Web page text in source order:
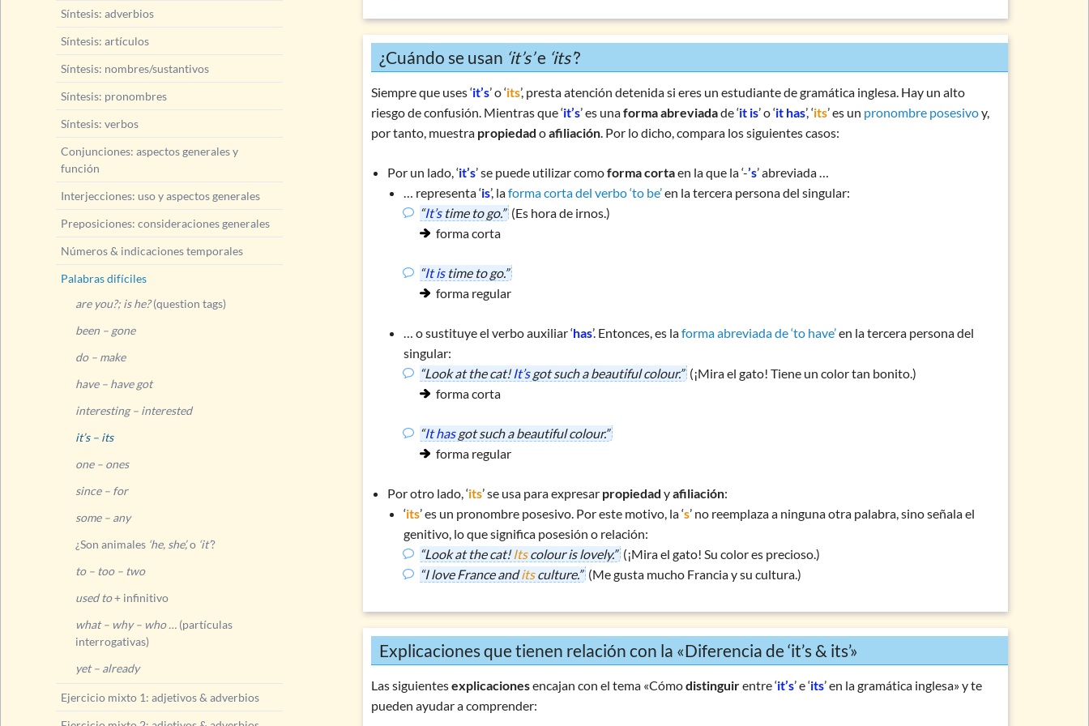
Números & indicaciones temporales
Palabras difíciles
been – gone
do – make
interesting – interested
it’s – its
one – ones
some – any
to – too – two
used to+ infinitivo
what – why – who …(partículas interrogativas)
Ejercicio mixto 1: adjetivos & adverbios
Ejercicio mixto 2: adjetivos & adverbios
Ejercicio mixto 3: adjetivos & adverbios especiales
Ejercicio 1: clases de palabras
¿Cuándo se usan ‘it’s’e ‘its’?
Siempre que uses ‘it’s’ o ‘its’, presta atención detenida si eres un estudiante de gramática inglesa. Hay un alto
riesgo de confusión. Mientras que ‘it’s’ es unaforma abreviadade ‘it is’ o ‘it has’, ‘its’ es un pronombre posesivoy,
por tanto, muestra propiedad oafiliación. Por lo dicho, compara los siguientes casos:
Por un lado, ‘it’s’ se puede utilizar comoforma cortaen la que la ‘-’s’ abreviada …
… representa ‘is’, laforma corta del verbo ‘to be’en la tercera persona del singular:
“It’stime to go.” (Es hora de irnos.)
forma corta
“It istime to go.”
forma regular
… o sustituye el verbo auxiliar ‘has’. Entonces, es laforma abreviada de ‘to have’en la tercera persona del
singular:
“Look at the cat!It’sgot such a beautiful colour.” (¡Mira el gato! Tiene un color tan bonito.)
forma corta
“It hasgot such a beautiful colour.”
forma regular
Por otro lado, ‘its’ se usa para expresar propiedad yafiliación:
‘its’ es un pronombre posesivo. Por este motivo, la ‘s’ no reemplaza a ninguna otra palabra, sino señala el
genitivo, lo que significa posesión o relación:
“Look at the cat!Itscolour is lovely.” (¡Mira el gato! Su color es precioso.)
“I love France anditsculture.” (Me gusta mucho Francia y su cultura.)
Explicaciones que tienen relación con la «Diferencia de ‘it’s & its’»
Las siguientesexplicacionesencajan con el tema «Cómodistinguirentre ‘it’s’ e ‘its’ en la gramática inglesa» y te
pueden ayudar a comprender:
Síntesis: adverbios
Síntesis: artículos
Síntesis: nombres/sustantivos
Síntesis: pronombres
Síntesis: verbos
Conjunciones: aspectos generales y
función
Interjecciones: uso y aspectos generales
Preposiciones: consideraciones generales
Números & indicaciones temporales
Palabras difíciles
are you?; is he?(question tags)
been – gone
do – make
have – have got
interesting – interested
it’s – its
one – ones
since – for
some – any
¿Son animales ‘he, she’,o ‘it’?
to – too – two
used to+ infinitivo
what – why – who …(partículas
interrogativas)
yet – already
Ejercicio mixto 1: adjetivos & adverbios